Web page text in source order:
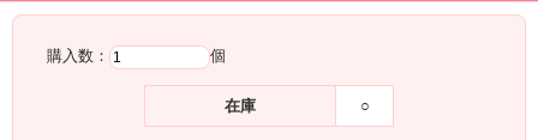
購入数： 個
在庫 ○